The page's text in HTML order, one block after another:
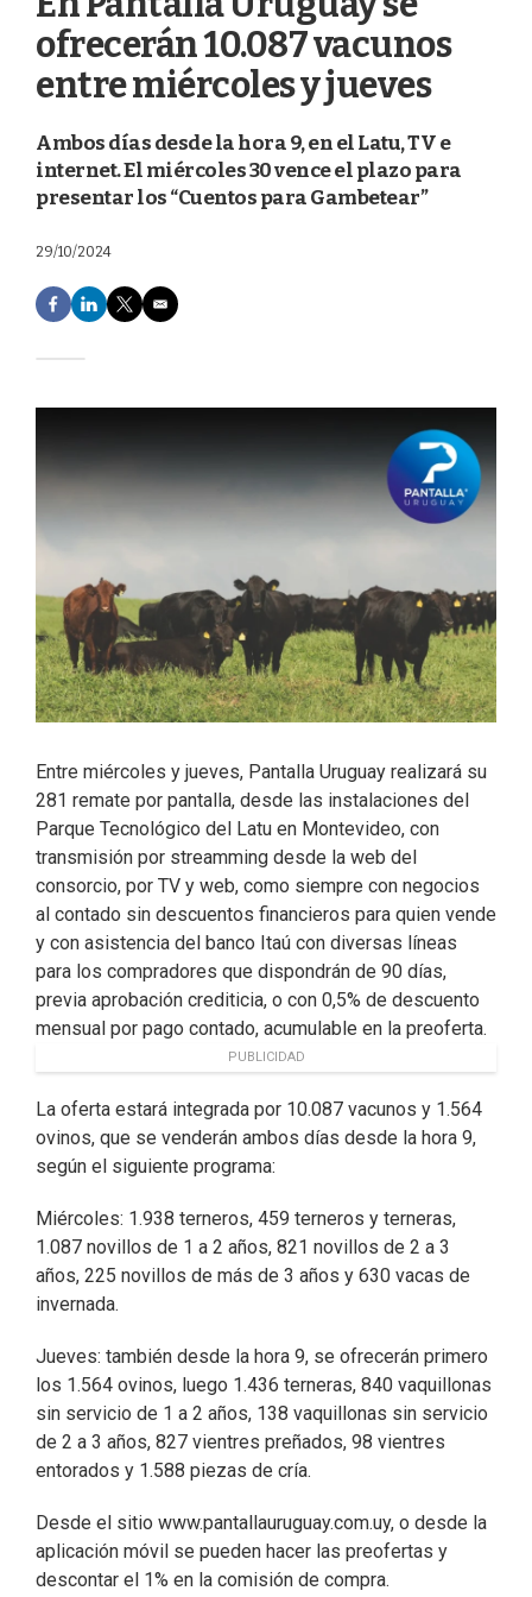
ofrecerán 10.087 vacunos
entre miércoles y jueves
Ambos días desde la hora 9, en el Latu, TV e
internet. El miércoles 30 vence el plazo para
presentar los “Cuentos para Gambetear”
29/10/2024
F
a
e
o
L
i
d
n
T
w
e
E
m
Entre miércoles y jueves, Pantalla Uruguay realizará su
281 remate por pantalla, desde las instalaciones del
Parque Tecnológico del Latu en Montevideo, con
transmisión por streamming desde la web del
consorcio, por TV y web, como siempre con negocios
al contado sin descuentos financieros para quien vende
y con asistencia del banco Itaú con diversas líneas
para los compradores que dispondrán de 90 días,
previa aprobación crediticia, o con 0,5% de descuento
mensual por pago contado, acumulable en la preoferta.
PUBLICIDAD
La oferta estará integrada por 10.087 vacunos y 1.564
ovinos, que se venderán ambos días desde la hora 9,
según el siguiente programa:
Miércoles: 1.938 terneros, 459 terneros y terneras,
1.087 novillos de 1 a 2 años, 821 novillos de 2 a 3
años, 225 novillos de más de 3 años y 630 vacas de
invernada.
Jueves: también desde la hora 9, se ofrecerán primero
los 1.564 ovinos, luego 1.436 terneras, 840 vaquillonas
sin servicio de 1 a 2 años, 138 vaquillonas sin servicio
de 2 a 3 años, 827 vientres preñados, 98 vientres
entorados y 1.588 piezas de cría.
Desde el sitio www.pantallauruguay.com.uy, o desde la
aplicación móvil se pueden hacer las preofertas y
descontar el 1% en la comisión de compra.